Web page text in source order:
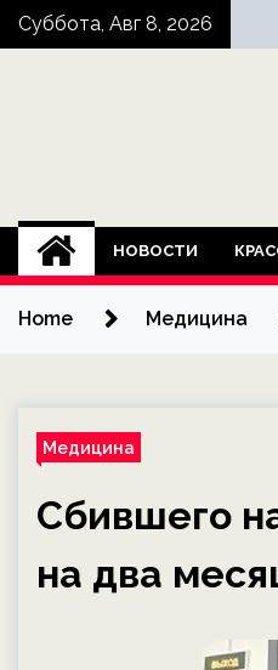
SkipСуббота, Авг 8, 2026
НОВОСТИ
Home Медицина
Медицина
Сбившего
на два